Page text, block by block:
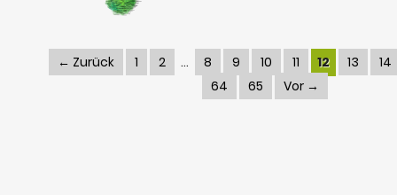
← Zurück 1 2 8 9 10 11 12 13
14
64
65 Vor →